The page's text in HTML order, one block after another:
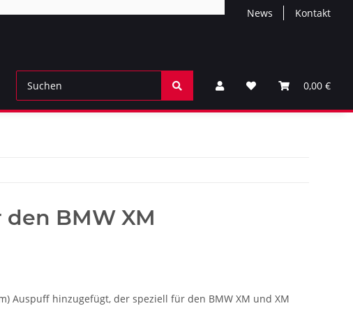
News Kontakt
0,00 €
den BMW XM
Auspuff hinzugefügt, der speziell für den BMW XM und XM